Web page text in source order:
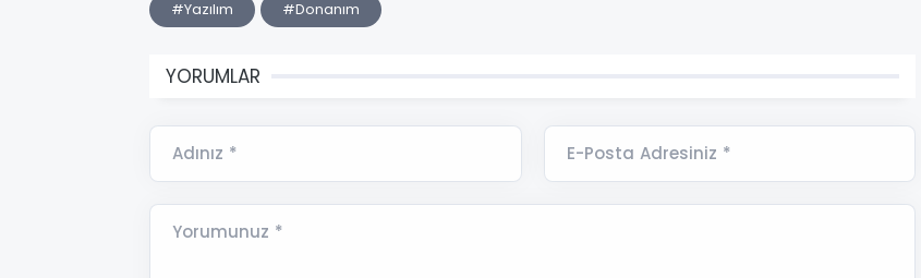
#Yazılım #Donanım
YORUMLAR
Adınız * E-Posta Adresiniz *
Yorumunuz *